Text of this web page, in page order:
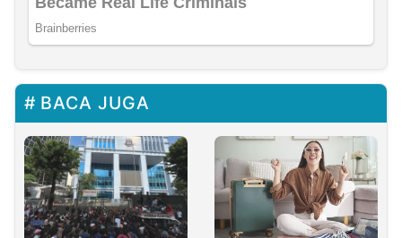
BACA JUGA